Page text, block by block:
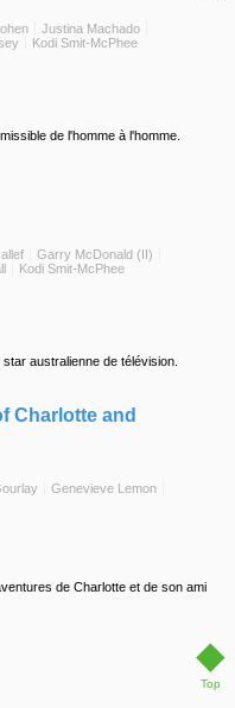
Justina Machado
Kodi Smit-McPhee
de l'homme à l'homme.
Garry McDonald (II)
Kodi Smit-McPhee
australienne de télévision.
Charlotte and
Genevieve Lemon
de Charlotte et de son ami
◆
Top